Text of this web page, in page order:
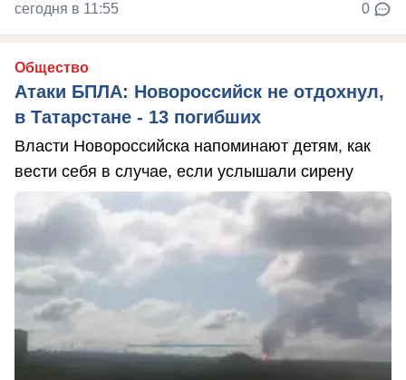
сегодня в 11:55 0
Общество
Атаки БПЛА: Новороссийск не отдохнул,
в Татарстане - 13 погибших
Власти Новороссийска напоминают детям, как
вести себя в случае, если услышали сирену